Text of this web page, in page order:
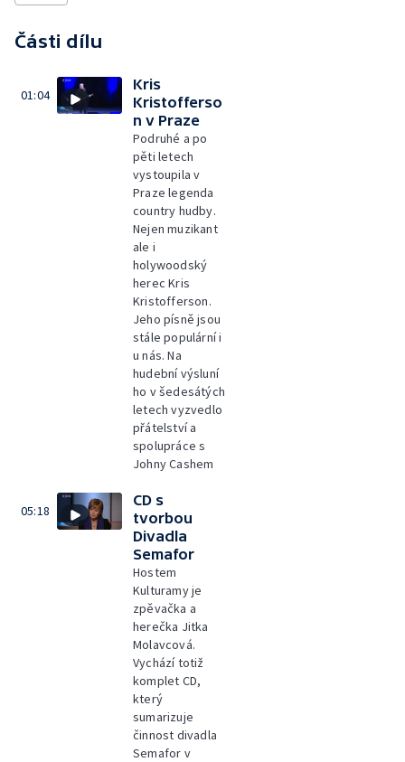
Části dílu
01:04
Kris
Kristofferso
n v Praze
Podruhé a po
pěti letech
vystoupila v
Praze legenda
country hudby.
Nejen muzikant
ale i
holywoodský
herec Kris
Kristofferson.
Jeho písně jsou
stále populární i
u nás. Na
hudební výsluní
ho v šedesátých
letech vyzvedlo
přátelství a
spolupráce s
Johny Cashem
05:18
CD s
tvorbou
Divadla
Semafor
Hostem
Kulturamy je
zpěvačka a
herečka Jitka
Molavcová.
Vychází totiž
komplet CD,
který
sumarizuje
činnost divadla
Semafor v